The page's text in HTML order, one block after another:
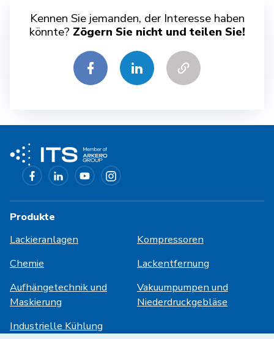
Kennen Sie jemanden, der Interesse haben
könnte? Zögern Sie nicht und teilen Sie!
Produkte
Lackieranlagen
Kompressoren
Chemie
Lackentfernung
Aufhängetechnik und
Maskierung
Vakuumpumpen und
Niederdruckgebläse
Industrielle Kühlung